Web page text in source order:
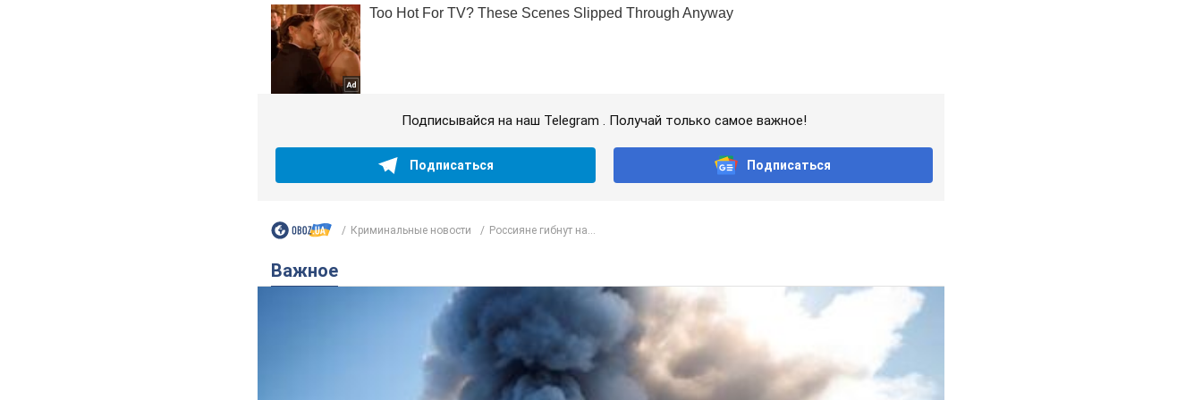
Подписывайся на наш Telegram . Получай только самое важное!
Подписаться Подписаться
Криминальные новости Россияне гибнут на...
Важное